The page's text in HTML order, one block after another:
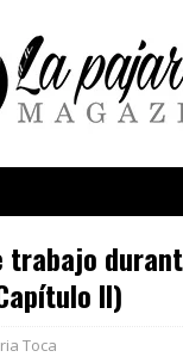
trabajo
II)
Toca